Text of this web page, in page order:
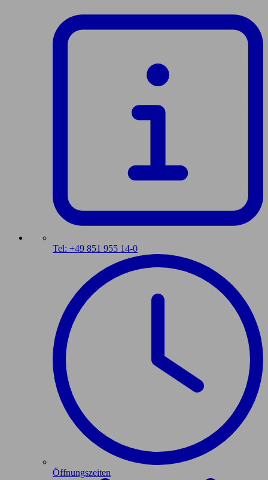
Tel: +49 851 955 14-0
Öffnungszeiten